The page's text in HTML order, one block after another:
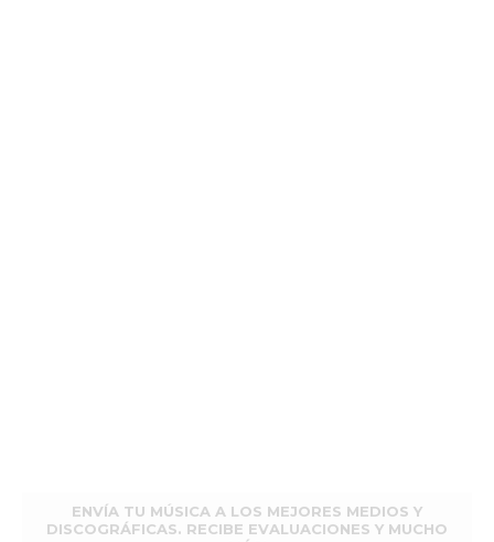
ENVÍA TU MÚSICA A LOS MEJORES MEDIOS Y
DISCOGRÁFICAS. RECIBE EVALUACIONES Y MUCHO